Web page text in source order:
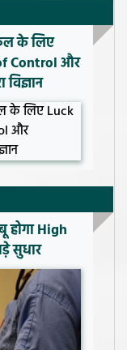
के लिए
Control और
High
सुधार